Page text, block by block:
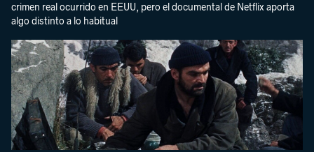
crimen real ocurrido en EEUU, pero el documental de Netflix aporta
algo distinto a lo habitual